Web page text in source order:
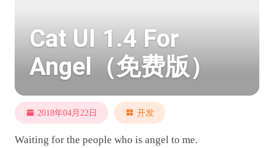
Cat UI 1.4 For
Angel（免费版）
2018年04月22日 开发
Waiting for the people who is angel to me.